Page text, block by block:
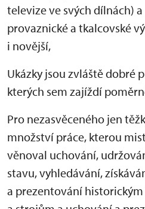
televize ve svých dílnách)
provaznické a tkalcovské
i novější,
Ukázky jsou zvláště dobré
kterých sem zajíždí
Pro nezasvěceného jen
množství práce, kterou
věnoval uchování,
stavu, vyhledávání,
a prezentování